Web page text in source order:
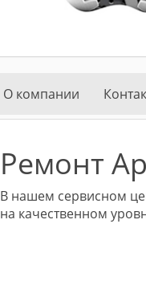
О компании
Ремонт
В нашем сервисном
на качественном